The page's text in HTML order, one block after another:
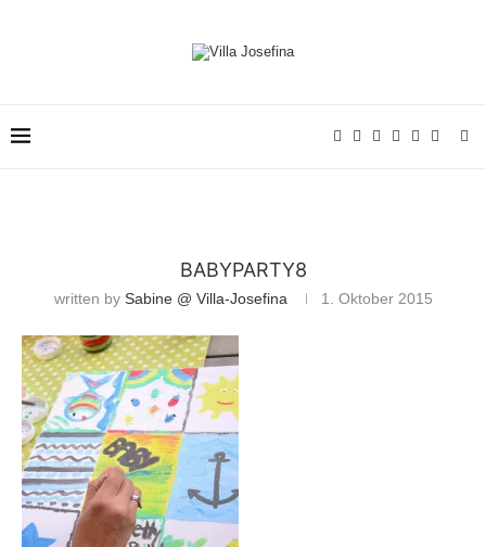
BABYPARTY8
written by Sabine @ Villa-Josefina 1. Oktober 2015